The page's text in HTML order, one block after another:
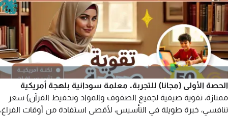
أو اونلاين في جميع أنحاء الامارات. للحجز يرجى التواصل
الحصة الأولى (مجانا) للتجربة. معلمة سودانية بلهجة أمريكية
ممتازة، تقوية صيفية لجميع الصفوف والمواد وتحفيظ القرآن) سعر
تنافسي، خبرة طويلة في التأسيس، لأقصى استفادة من أوقات الفراغ،